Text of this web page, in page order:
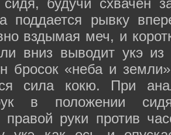
поддается рывку
вздымая меч, и
вниз выводит укэ
бросок «неба и
сила кокю. При
в положении
руки против